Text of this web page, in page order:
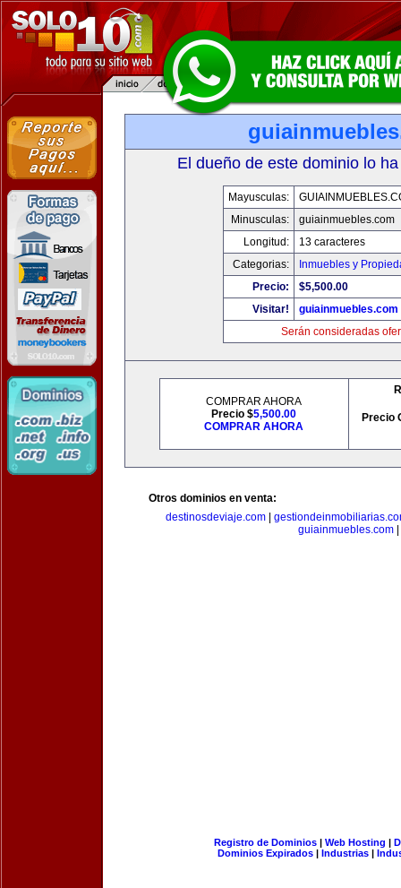
El dueño de este dominio lo
Mayusculas:
Minusculas:
guiainmuebles.com
Longitud:
13 caracteres
Categorias:
Inmuebles y
Precio:
$5,500.00
Visitar!
guiainmuebles.com
Serán consideradas
COMPRAR AHORA
Precio $5,500.00
COMPRAR AHORA
Precio
Otros dominios en venta:
destinosdeviaje.com|
guiainmuebles.com|
Registro de Dominios| Web Hosting |
Dominios Expirados | Industrias |